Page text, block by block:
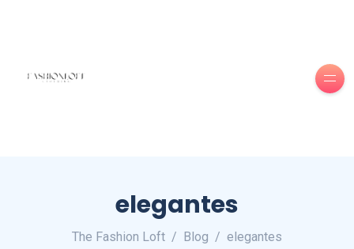
elegantes
The Fashion Loft Blog elegantes